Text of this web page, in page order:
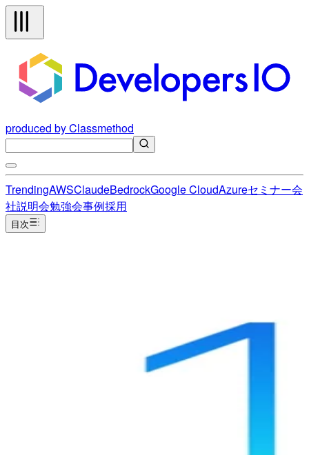
produced by Classmethod
TrendingAWSClaudeBedrockGoogle CloudAzureセミナー会
社説明会勉強会事例採用
目次